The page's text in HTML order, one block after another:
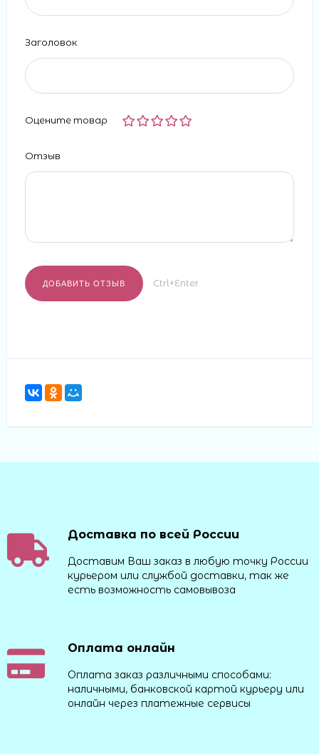
Заголовок
Оцените товар
Отзыв
Ctrl+Enter
Доставка по всей России
Доставим Ваш заказ в любую точку России
курьером или службой доставки, так же
есть возможность самовывоза
Оплата онлайн
Оплата заказ различными способами:
наличными, банковской картой курьеру или
онлайн через платежные сервисы